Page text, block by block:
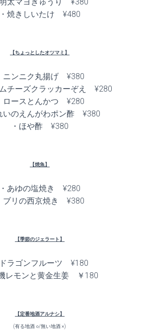
・焼きしいたけ ¥480
【ちょっとしたオツマミ】
ニンニク丸揚げ ¥380
ムチーズクラッカーぞえ ¥280
ロースとんかつ ¥280
いのえんがわポン酢 ¥380
・ほや酢 ¥380
【焼魚】
・あゆの塩焼き ¥280
ブリの西京焼き ¥380
【季節のジェラート】
ドラゴンフルーツ ¥180
レモンと黄金生姜 ￥180
【定番地酒アルナシ】
(有る地酒 ○/無い地酒 ×)